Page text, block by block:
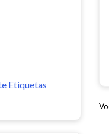
Etiquetas